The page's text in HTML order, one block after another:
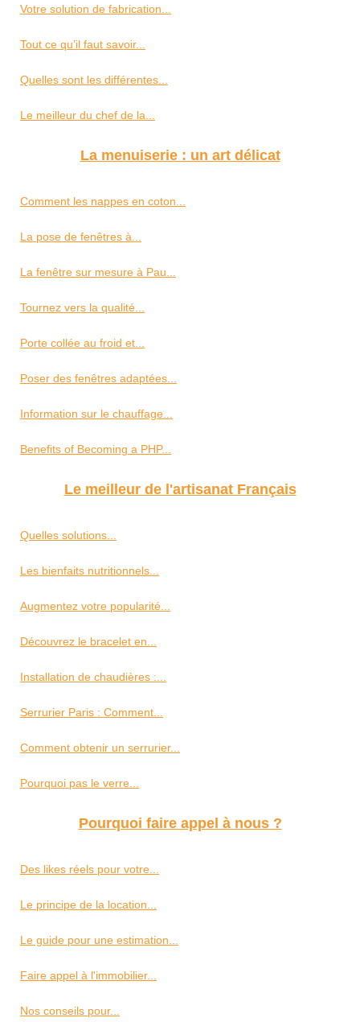
Votre solution de fabrication...
Tout ce qu’il faut savoir...
Quelles sont les différentes...
Le meilleur du chef de la...
La menuiserie : un art délicat
Comment les nappes en coton...
La pose de fenêtres à...
La fenêtre sur mesure à Pau...
Tournez vers la qualité...
Porte collée au froid et...
Poser des fenêtres adaptées...
Information sur le chauffage...
Benefits of Becoming a PHP...
Le meilleur de l'artisanat Français
Quelles solutions...
Les bienfaits nutritionnels...
Augmentez votre popularité...
Découvrez le bracelet en...
Installation de chaudières :...
Serrurier Paris : Comment...
Comment obtenir un serrurier...
Pourquoi pas le verre...
Pourquoi faire appel à nous ?
Des likes réels pour votre...
Le principe de la location...
Le guide pour une estimation...
Faire appel à l'immobilier...
Nos conseils pour...